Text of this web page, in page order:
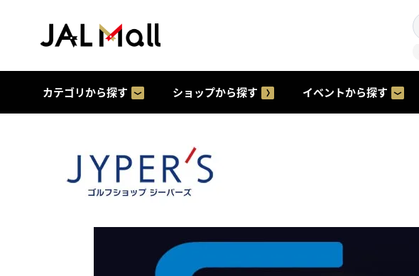
カテゴリから探す ショップから探す イベントから探す